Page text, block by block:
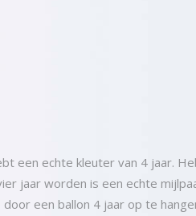
een echte kleuter van 4 jaar.
jaar worden is een echte
een ballon 4 jaar op te